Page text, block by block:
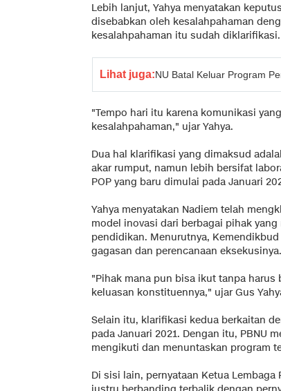
Lebih lanjut, Yahya menyatakan
disebabkan oleh kesalahpahaman
kesalahpahaman itu sudah diklarifikasi.
Lihat juga:NU Batal Keluar Program
"Tempo hari itu karena komunikasi
kesalahpahaman," ujar Yahya.
Dua hal klarifikasi yang dimaksud
akar rumput, namun lebih bersifat
POP yang baru dimulai pada Januari
Yahya menyatakan Nadiem telah
model inovasi dari berbagai pihak
pendidikan. Menurutnya,
gagasan dan perencanaan eksekusinya.
"Pihak mana pun bisa ikut tanpa
keluasan konstituennya," ujar Gus
Selain itu, klarifikasi kedua berkaitan
pada Januari 2021. Dengan itu, PBNU
mengikuti dan menuntaskan program
Di sisi lain, pernyataan Ketua